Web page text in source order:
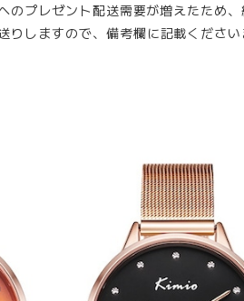
プレゼント配送需要が増えたため、
しますので、備考欄に記載ください